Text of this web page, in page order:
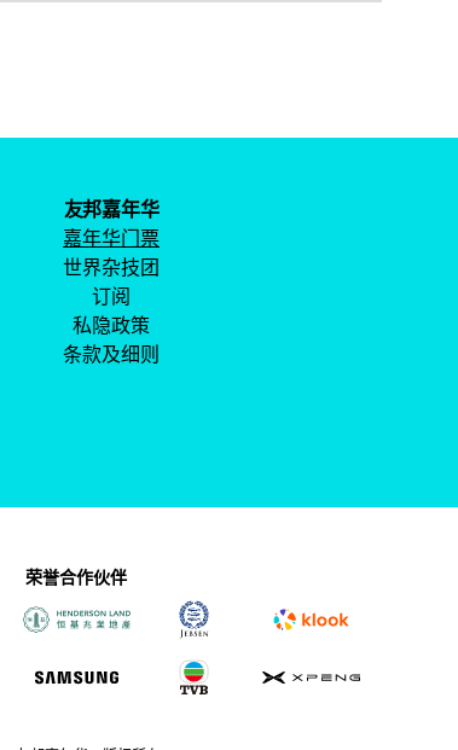
友邦嘉年华
嘉年华门票
世界杂技团
订阅
私隐政策
条款及细则
荣誉合作伙伴